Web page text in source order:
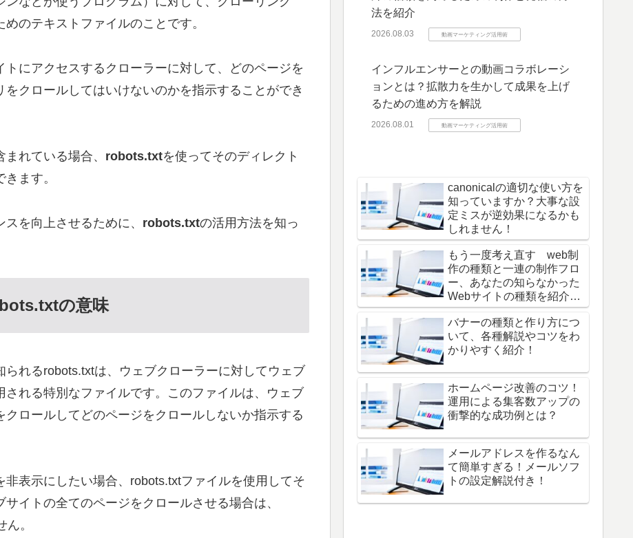
のテキストファイルのことです。
にアクセスするクローラーに対して、どのページを
クロールしてはいけないのかを指示することができ
れている場合、 robots.txtを使ってそのディレクト
ます。
を向上させるために、 robots.txtの活用方法を知っ
の意味
れるrobots.txtは、ウェブクローラーに対してウェブ
れる特別なファイルです。このファイルは、ウェブ
ロールしてどのページをクロールしないか指示する
表示にしたい場合、robots.txtファイルを使用してそ
イトの全てのページをクロールさせる場合は、
。
法を紹介
2026.08.03 動画マーケティング活用術
インフルエンサーとの動画コラボレーシ
ョンとは？拡散力を生かして成果を上げ
るための進め方を解説
2026.08.01 動画マーケティング活用術
canonicalの適切な使い方を
知っていますか？大事な設
定ミスが逆効果になるかも
しれません！
もう一度考え直す web制
作の種類と一連の制作フロ
ー、あなたの知らなかった
Webサイトの種類を紹介し
ます！
バナーの種類と作り方につ
いて、各種解説やコツをわ
かりやすく紹介！
ホームページ改善のコツ！
運用による集客数アップの
衝撃的な成功例とは？
メールアドレスを作るなん
て簡単すぎる！メールソフ
トの設定解説付き！